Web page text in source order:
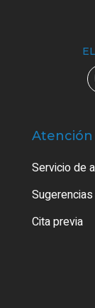
Atención
Servicio de
Cita previa